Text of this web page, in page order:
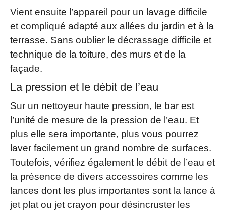
Vient ensuite l’appareil pour un lavage difficile
et compliqué adapté aux allées du jardin et à la
terrasse. Sans oublier le décrassage difficile et
technique de la toiture, des murs et de la
façade.
La pression et le débit de l’eau
Sur un nettoyeur haute pression, le bar est
l’unité de mesure de la pression de l’eau. Et
plus elle sera importante, plus vous pourrez
laver facilement un grand nombre de surfaces.
Toutefois, vérifiez également le débit de l’eau et
la présence de divers accessoires comme les
lances dont les plus importantes sont la lance à
jet plat ou jet crayon pour désincruster les